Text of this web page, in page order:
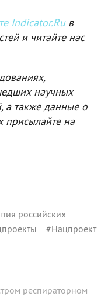
Indicator.Ruв
и читайте нас
научных
а также данные о
присылайте на
российских
#Нацпроект
респираторном